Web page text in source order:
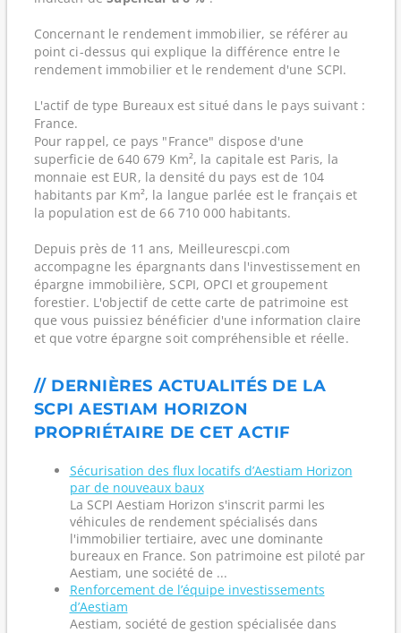
Concernant le rendement immobilier, se référer au
point ci-dessus qui explique la différence entre le
rendement immobilier et le rendement d'une SCPI.
L'actif de type Bureaux est situé dans le pays suivant :
France.
Pour rappel, ce pays "France" dispose d'une
superficie de 640 679 Km², la capitale est Paris, la
monnaie est EUR, la densité du pays est de 104
habitants par Km², la langue parlée est le français et
la population est de 66 710 000 habitants.
Depuis près de 11 ans, Meilleurescpi.com
accompagne les épargnants dans l'investissement en
épargne immobilière, SCPI, OPCI et groupement
forestier. L'objectif de cette carte de patrimoine est
que vous puissiez bénéficier d'une information claire
et que votre épargne soit compréhensible et réelle.
// DERNIÈRES ACTUALITÉS DE LA
SCPI AESTIAM HORIZON
PROPRIÉTAIRE DE CET ACTIF
Sécurisation des flux locatifs d’Aestiam Horizon
par de nouveaux baux
La SCPI Aestiam Horizon s'inscrit parmi les
véhicules de rendement spécialisés dans
l'immobilier tertiaire, avec une dominante
bureaux en France. Son patrimoine est piloté par
Aestiam, une société de ...
Renforcement de l’équipe investissements
d’Aestiam
Aestiam, société de gestion spécialisée dans